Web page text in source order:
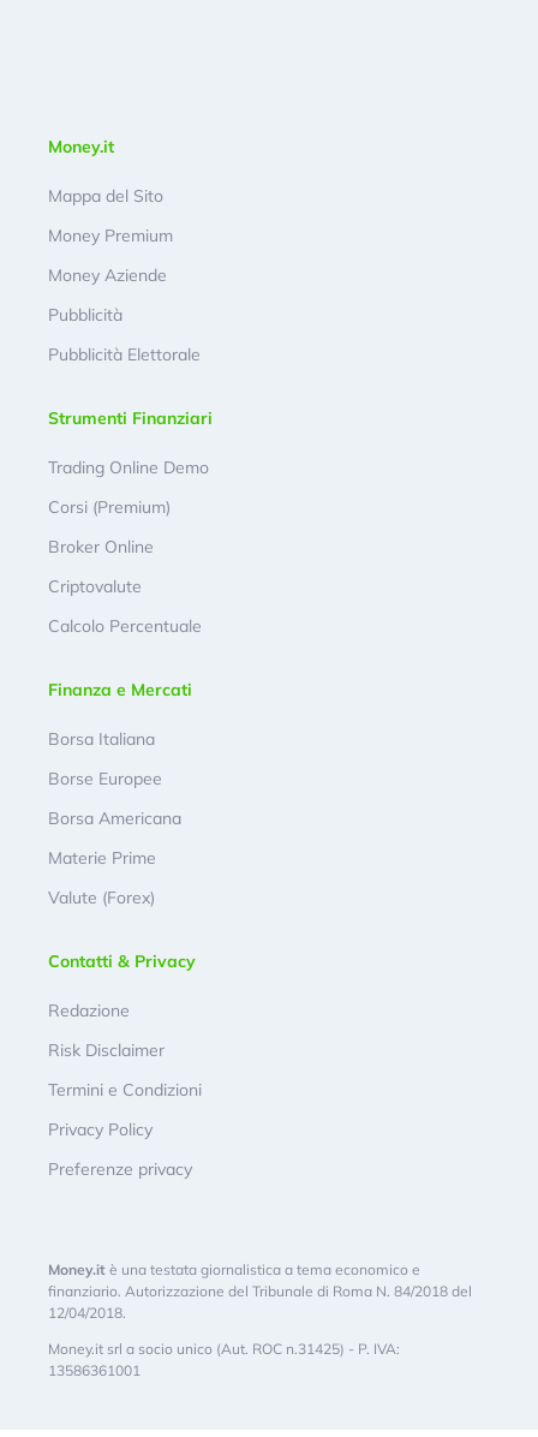
Money.it
Mappa del Sito
Money Premium
Money Aziende
Pubblicità
Pubblicità Elettorale
Strumenti Finanziari
Trading Online Demo
Corsi (Premium)
Broker Online
Criptovalute
Calcolo Percentuale
Finanza e Mercati
Borsa Italiana
Borse Europee
Borsa Americana
Materie Prime
Valute (Forex)
Contatti & Privacy
Redazione
Risk Disclaimer
Termini e Condizioni
Privacy Policy
Preferenze privacy
Money.it è una testata giornalistica a tema economico e
finanziario. Autorizzazione del Tribunale di Roma N. 84/2018 del
12/04/2018.
Money.it srl a socio unico (Aut. ROC n.31425) - P. IVA:
13586361001